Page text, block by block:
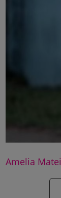
Amelia Matei